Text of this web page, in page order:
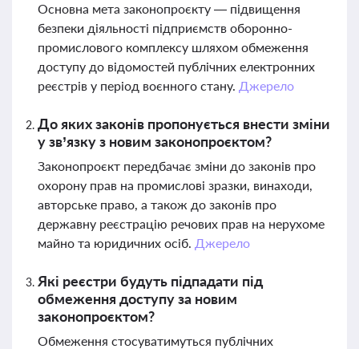
Основна мета законопроєкту — підвищення
безпеки діяльності підприємств оборонно-
промислового комплексу шляхом обмеження
доступу до відомостей публічних електронних
реєстрів у період воєнного стану. Джерело
До яких законів пропонується внести зміни
у зв’язку з новим законопроєктом?
Законопроєкт передбачає зміни до законів про
охорону прав на промислові зразки, винаходи,
авторське право, а також до законів про
державну реєстрацію речових прав на нерухоме
майно та юридичних осіб. Джерело
Які реєстри будуть підпадати під
обмеження доступу за новим
законопроєктом?
Обмеження стосуватимуться публічних